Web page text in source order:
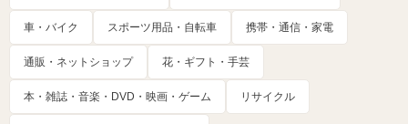
車・バイク スポーツ用品・自転車 携帯・通信・家電
通販・ネットショップ 花・ギフト・手芸
本・雑誌・音楽・DVD・映画・ゲーム リサイクル